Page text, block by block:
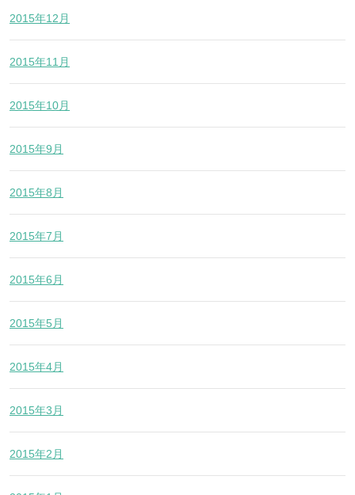
2015年12月
2015年11月
2015年10月
2015年9月
2015年8月
2015年7月
2015年6月
2015年5月
2015年4月
2015年3月
2015年2月